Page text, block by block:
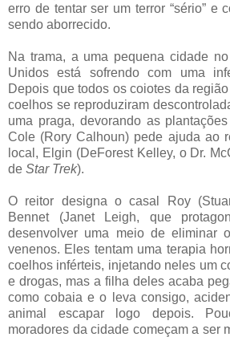
erro de tentar ser um terror “sério” e
sendo aborrecido.
Na trama, a uma pequena cidade
Unidos está sofrendo com uma
Depois que todos os coiotes da
coelhos se reproduziram
uma praga, devorando as
Cole (Rory Calhoun) pede ajuda ao
local, Elgin (DeForest Kelley, o Dr.
de Star Trek).
O reitor designa o casal Roy
Bennet (Janet Leigh, que
desenvolver uma meio de eliminar
venenos. Eles tentam uma terapia
coelhos inférteis, injetando neles um
e drogas, mas a filha deles acaba
como cobaia e o leva consigo,
animal escapar logo depois.
moradores da cidade começam a ser